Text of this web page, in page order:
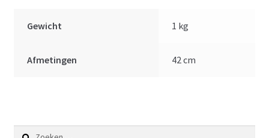
Gewicht 1 kg
Afmetingen 42 cm
Zoeken